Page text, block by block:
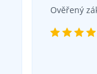
Ověřený